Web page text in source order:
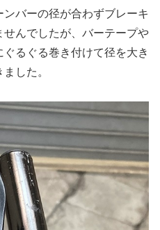
バーの径が合わずブレーキ
んでしたが、バーテープや
るぐる巻き付けて径を大き
した。